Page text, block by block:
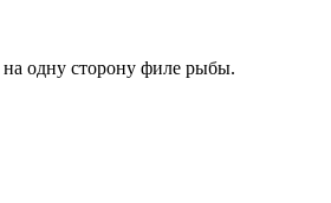
одну сторону филе рыбы.